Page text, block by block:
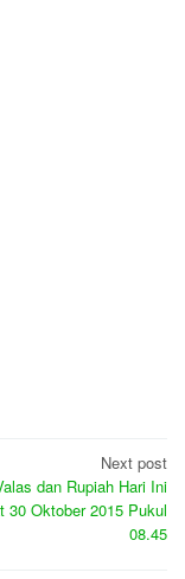
Next post
dan Rupiah Hari Ini
30 Oktober 2015 Pukul
08.45